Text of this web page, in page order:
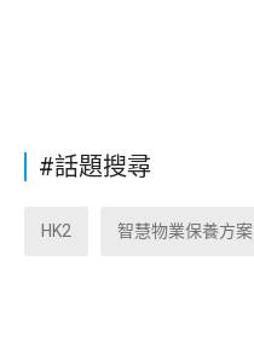
#話題搜尋
HK2 智慧物業保養方案